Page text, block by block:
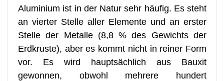
Aluminium ist in der Natur sehr häufig. Es steht
an vierter Stelle aller Elemente und an erster
Stelle der Metalle (8,8 % des Gewichts der
Erdkruste), aber es kommt nicht in reiner Form
vor. Es wird hauptsächlich aus Bauxit
gewonnen, obwohl mehrere hundert